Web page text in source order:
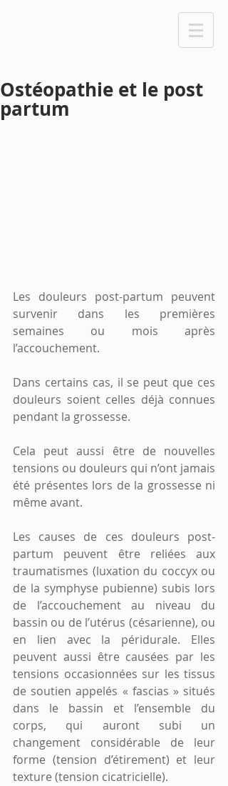
Ostéopathie et le post
partum
Les douleurs post-partum peuvent
survenir dans les premières
semaines ou mois après
l’accouchement.
Dans certains cas, il se peut que ces
douleurs soient celles déjà connues
pendant la grossesse.
Cela peut aussi être de nouvelles
tensions ou douleurs qui n’ont jamais
été présentes lors de la grossesse ni
même avant.
Les causes de ces douleurs post-
partum peuvent être reliées aux
traumatismes (luxation du coccyx ou
de la symphyse pubienne) subis lors
de l’accouchement au niveau du
bassin ou de l’utérus (césarienne), ou
en lien avec la péridurale. Elles
peuvent aussi être causées par les
tensions occasionnées sur les tissus
de soutien appelés « fascias » situés
dans le bassin et l’ensemble du
corps, qui auront subi un
changement considérable de leur
forme (tension d’étirement) et leur
texture (tension cicatricielle).